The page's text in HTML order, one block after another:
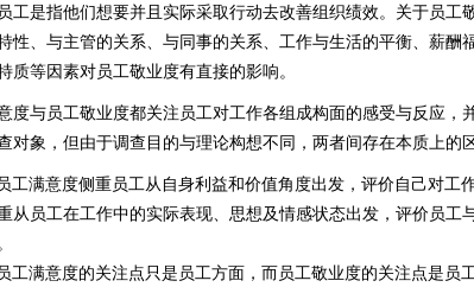
工是指他们想要并且实际采取行动去改善组织绩效。关于员工
性、与主管的关系、与同事的关系、工作与生活的平衡、薪酬
质等因素对员工敬业度有直接的影响。
度与员工敬业度都关注员工对工作各组成构面的感受与反应，
对象，但由于调查目的与理论构想不同，两者间存在本质上的区
满意度侧重员工从自身利益和价值角度出发，评价自己对工
从员工在工作中的实际表现、思想及情感状态出发，评价员工
满意度的关注点只是员工方面，而员工敬业度的关注点是员